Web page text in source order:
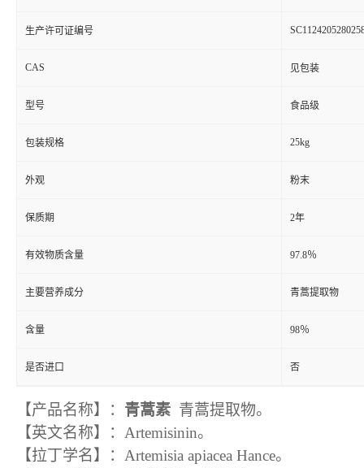
生产许可证编号
CAS 见包装
型号 食品级
包装规格 25kg
外观 粉末
保质期 2年
有效物质含量 97.8％
主要营养成分 青蒿提取物
含量 98％
是否进口 否
【产品名称】 ： 青蒿素 青蒿提取物。
【英文名称】
： Artemisinin。
【拉丁学名】
： Artemisia apiacea Hance。